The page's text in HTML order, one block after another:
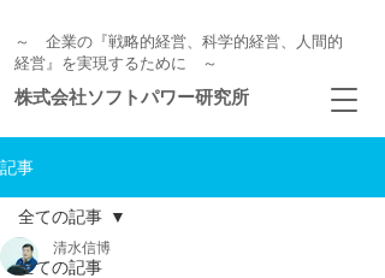
～ 企業の『戦略的経営、科学的経営、人間的
経営』を実現するために ～
株式会社ソフトパワー研究所
記事
全ての記事
全ての記事
清水信博